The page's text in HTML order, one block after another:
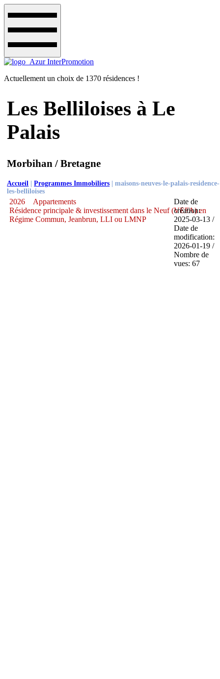
Actuellement un choix de 1370 résidences !
Les Belliloises à Le
Palais
Morbihan / Bretagne
Accueil |Programmes Immobiliers |maisons-neuves-le-palais-residence-
les-belliloises
2026
Appartements
Résidence principale & investissement dans le Neuf (VEFA) en
Régime Commun, Jeanbrun, LLI ou LMNP
Date de
création:
2025-03-13 /
Date de
modification:
2026-01-19 /
Nombre de
vues: 67